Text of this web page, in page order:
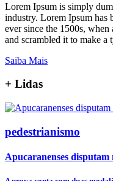
Lorem Ipsum is simply
industry. Lorem Ipsum has
ever since the 1500s,
and scrambled it to make a
Saiba Mais
+ Lidas
pedestrianismo
Apucaranenses